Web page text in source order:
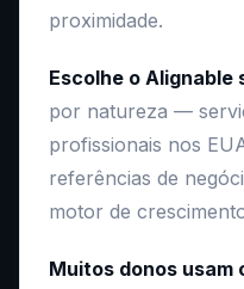
proximidade.
Escolhe o Alignable
por natureza —
profissionais nos
referências de
motor de
Muitos donos usam